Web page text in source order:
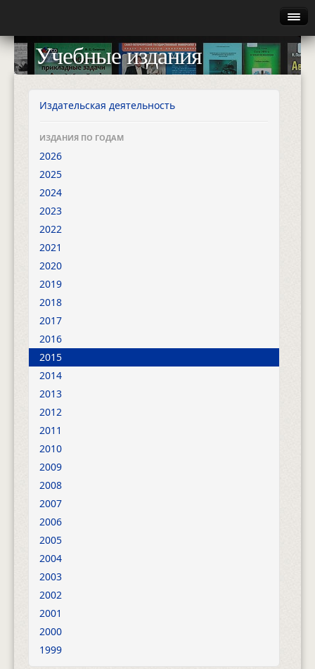
Главная
Руководство
Газета
Учебные издания
Издательская деятельность
ИЗДАНИЯ ПО ГОДАМ
2026
2025
2024
2023
2022
2021
2020
2019
2018
2017
2016
2015
2014
2013
2012
2011
2010
2009
2008
2007
2006
2005
2004
2003
2002
2001
2000
1999